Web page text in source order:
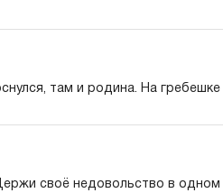
там и родина. На
своё недовольство в